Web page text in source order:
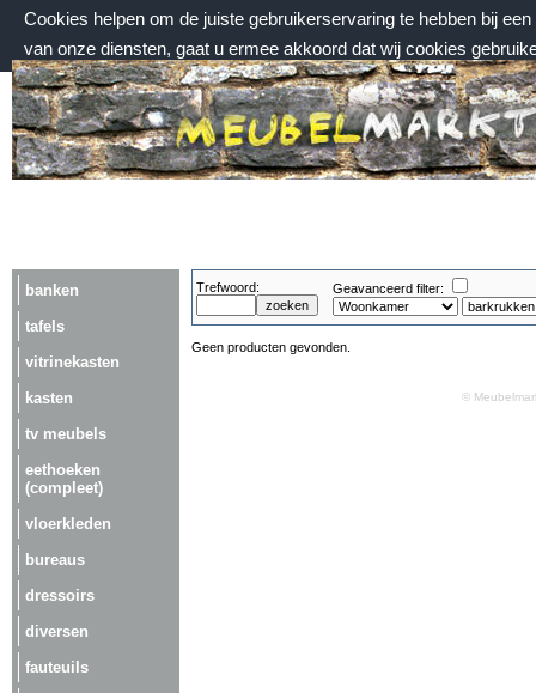
Cookies helpen om de juiste gebruikerservaring te hebben bij
van onze diensten, gaat u ermee akkoord dat wij cookies
vrijdag 7 augustus 2026, 06:52 uur
Welkom bij Meubelmarktplein.nl
banken
tafels
vitrinekasten
kasten
tv meubels
eethoeken
(compleet)
vloerkleden
bureaus
dressoirs
diversen
fauteuils
Trefwoord: Geavanceerd filter:
Geen producten gevonden.
©